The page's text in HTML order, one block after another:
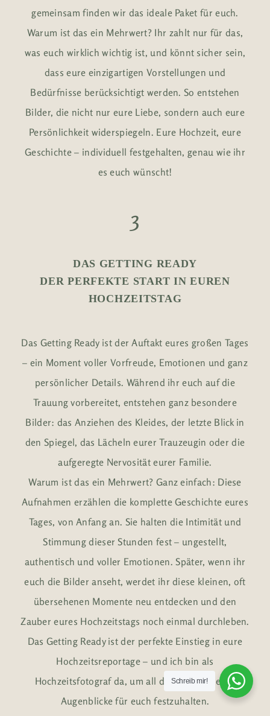
gemeinsam finden wir das ideale Paket für euch.
Warum ist das ein Mehrwert? Ihr zahlt nur für das,
was euch wirklich wichtig ist, und könnt sicher sein,
dass eure einzigartigen Vorstellungen und
Bedürfnisse berücksichtigt werden. So entstehen
Bilder, die nicht nur eure Liebe, sondern auch eure
Persönlichkeit widerspiegeln. Eure Hochzeit, eure
Geschichte – individuell festgehalten, genau wie ihr
es euch wünscht!
3
DAS GETTING READY
DER PERFEKTE START IN EUREN
HOCHZEITSTAG
Das Getting Ready ist der Auftakt eures großen Tages
– ein Moment voller Vorfreude, Emotionen und ganz
persönlicher Details. Während ihr euch auf die
Trauung vorbereitet, entstehen ganz besondere
Bilder: das Anziehen des Kleides, der letzte Blick in
den Spiegel, das Lächeln eurer Trauzeugin oder die
aufgeregte Nervosität eurer Familie.
Warum ist das ein Mehrwert? Ganz einfach: Diese
Aufnahmen erzählen die komplette Geschichte eures
Tages, von Anfang an. Sie halten die Intimität und
Stimmung dieser Stunden fest – ungestellt,
authentisch und voller Emotionen. Später, wenn ihr
euch die Bilder anseht, werdet ihr diese kleinen, oft
übersehenen Momente neu entdecken und den
Zauber eures Hochzeitstags noch einmal durchleben.
Das Getting Ready ist der perfekte Einstieg in eure
Hochzeitsreportage – und ich bin als
Hochzeitsfotograf da, um all diese besonderen
Augenblicke für euch festzuhalten.
Schreib mir!